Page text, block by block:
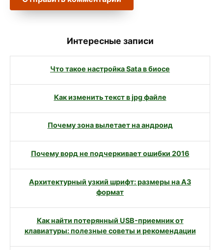
Интересные записи
Что такое настройка Sata в биосе
Как изменить текст в jpg файле
Почему зона вылетает на андроид
Почему ворд не подчеркивает ошибки 2016
Архитектурный узкий шрифт: размеры на А3
формат
Как найти потерянный USB-приемник от
клавиатуры: полезные советы и рекомендации